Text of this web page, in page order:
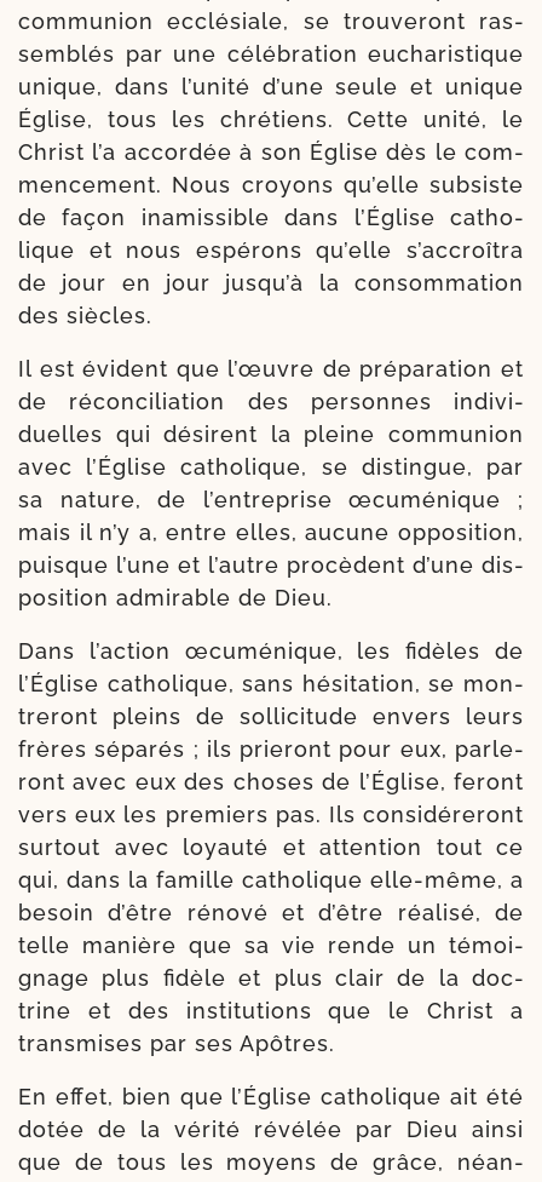
com­mu­nion ecclé­siale, se trou­ve­ront ras­
sem­blés par une célé­bra­tion eucha­ris­tique
unique, dans l’unité d’une seule et unique
Église, tous les chré­tiens. Cette uni­té, le
Christ l’a accor­dée à son Église dès le com­
men­ce­ment. Nous croyons qu’elle sub­siste
de façon inamis­sible dans l’Église catho­
lique et nous espé­rons qu’elle s’accroîtra
de jour en jour jusqu’à la consom­ma­tion
des siècles.
Il est évident que l’œuvre de pré­pa­ra­tion et
de récon­ci­lia­tion des per­sonnes indi­vi­
duelles qui dési­rent la pleine com­mu­nion
avec l’Église catho­lique, se dis­tingue, par
sa nature, de l’entreprise œcu­mé­nique ;
mais il n’y a, entre elles, aucune oppo­si­tion,
puisque l’une et l’autre pro­cèdent d’une dis­
po­si­tion admi­rable de Dieu.
Dans l’action œcu­mé­nique, les fidèles de
l’Église catho­lique, sans hési­ta­tion, se mon­
tre­ront pleins de sol­li­ci­tude envers leurs
frères sépa­rés ; ils prie­ront pour eux, par­le­
ront avec eux des choses de l’Église, feront
vers eux les pre­miers pas. Ils consi­dé­re­ront
sur­tout avec loyau­té et atten­tion tout ce
qui, dans la famille catho­lique elle-​même, a
besoin d’être réno­vé et d’être réa­li­sé, de
telle manière que sa vie rende un témoi­
gnage plus fidèle et plus clair de la doc­
trine et des ins­ti­tu­tions que le Christ a
trans­mises par ses Apôtres.
En effet, bien que l’Église catho­lique ait été
dotée de la véri­té révé­lée par Dieu ain­si
que de tous les moyens de grâce, néan­